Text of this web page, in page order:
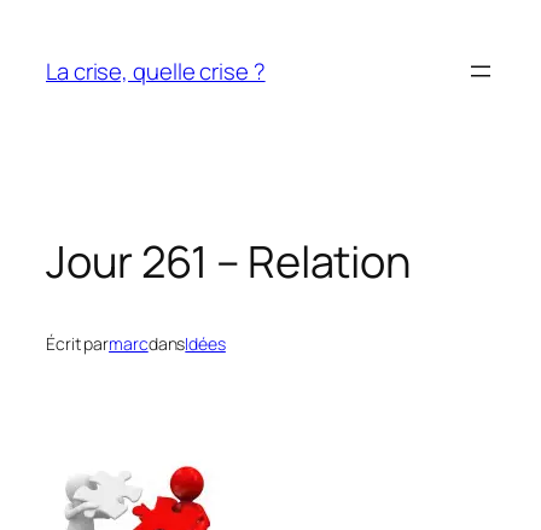
contenu
La crise, quelle crise ?
Jour 261 – Relation
Écrit parmarcdansIdées